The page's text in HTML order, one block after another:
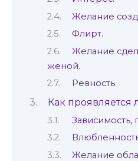
Желание
Флирт.
Желание
женой.
Ревность.
Как
Зависимость,
Желание